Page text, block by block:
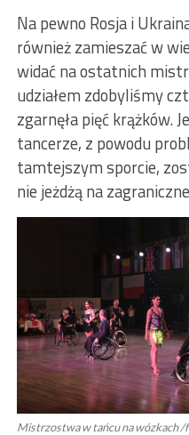
Na pewno Rosja i
również zamieszać w
widać na ostatnich
udziałem zdobyliśmy
zgarnęła pięć krążków.
tancerze, z powodu
tamtejszym sporcie,
nie jeżdżą na
Mistrzostwa w tańcu na wózkach